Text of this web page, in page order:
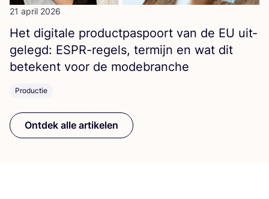
21 april 2026
Het digi­ta­le pro­duct­pas­poort van de EU uit­
ge­legd: ESPR-regels, ter­mijn en wat dit
bete­kent voor de modebranche
Productie
Ontdek alle artikelen